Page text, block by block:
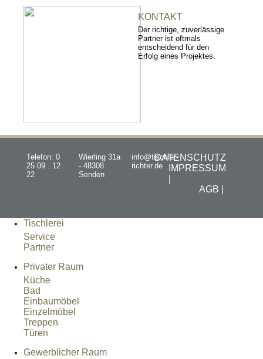
KONTAKT
Der richtige, zuverlässige
Partner ist oftmals
entscheidend für den
Erfolg eines Projektes.
Telefon: 0
25 09 . 12
22
Wierling 31a
- 48308
Senden
info@tischler-
richter.de
DATENSCHUTZ
IMPRESSUM
AGB |
Tischlerei
Service
Partner
Privater Raum
Küche
Bad
Einbaumöbel
Einzelmöbel
Treppen
Türen
Gewerblicher Raum